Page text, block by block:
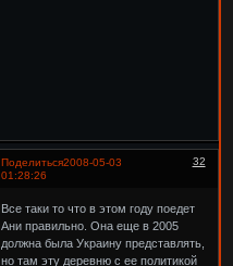
Поделиться 32
2008-05-03
01:28:26
Все таки то что в этом году поедет
Ани правильно. Она еще в 2005
должна была Украину представлять,
но там эту деревню с ее политикой